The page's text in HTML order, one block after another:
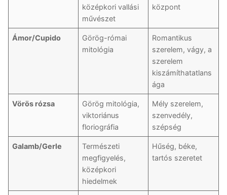
középkori vallási
művészet
központ
Ámor/Cupido
Görög-római
mitológia
Romantikus
szerelem, vágy, a
szerelem
kiszámíthatatlans
ága
Vörös rózsa
Görög mitológia,
viktoriánus
floriográfia
Mély szerelem,
szenvedély,
szépség
Galamb/Gerle
Természeti
megfigyelés,
középkori
hiedelmek
Hűség, béke,
tartós szeretet